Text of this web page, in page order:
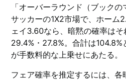
「オーバーラウンド（ブック
サッカーの1X2市場で、ホーム
ェイ3.60なら、暗黙の確率はそ
29.4%・27.8%。合計は
が手数料的な上乗せにあたる。
フェア確率を推定するには、各